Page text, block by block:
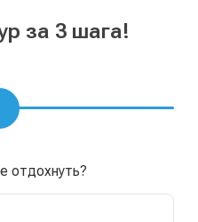
за 3 шага!
отдохнуть?